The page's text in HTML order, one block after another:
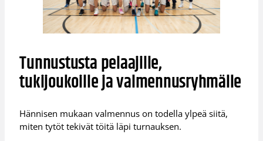
Tunnustusta pelaajille,
tukijoukoille ja valmennusryhmälle
Hännisen mukaan valmennus on todella ylpeä siitä,
miten tytöt tekivät töitä läpi turnauksen.